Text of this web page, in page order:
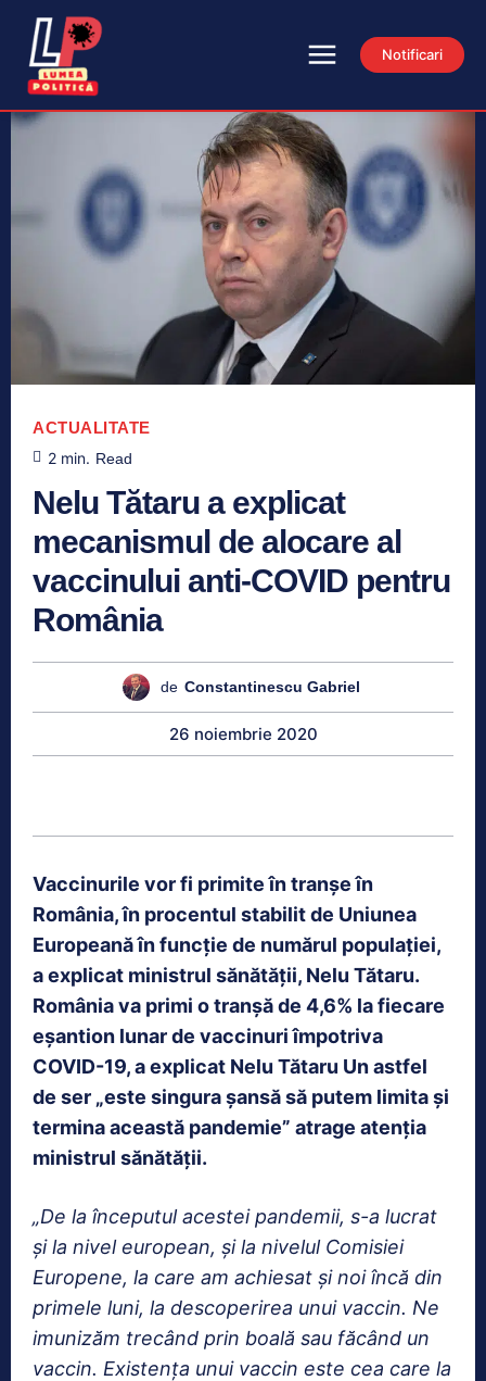
Notificari
ACTUALITATE
2 min. Read
Nelu Tătaru a explicat
mecanismul de alocare al
vaccinului anti-COVID pentru
România
de Constantinescu Gabriel
26 noiembrie 2020
Vaccinurile vor fi primite în tranșe în
România, în procentul stabilit de Uniunea
Europeană în funcție de numărul populației,
a explicat ministrul sănătății, Nelu Tătaru.
România va primi o tranșă de 4,6% la fiecare
eșantion lunar de vaccinuri împotriva
COVID-19, a explicat Nelu Tătaru Un astfel
de ser „este singura șansă să putem limita și
termina această pandemie” atrage atenția
ministrul sănătății.
„De la începutul acestei pandemii, s-a lucrat
și la nivel european, și la nivelul Comisiei
Europene, la care am achiesat și noi încă din
primele luni, la descoperirea unui vaccin. Ne
imunizăm trecând prin boală sau făcând un
vaccin. Existența unui vaccin este cea care la